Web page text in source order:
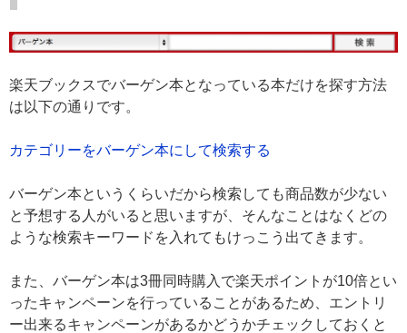
楽天ブックスでバーゲン本となっている本だけを探す方法
は以下の通りです。
カテゴリーをバーゲン本にして検索する
バーゲン本というくらいだから検索しても商品数が少ない
と予想する人がいると思いますが、そんなことはなくどの
ような検索キーワードを入れてもけっこう出てきます。
また、バーゲン本は3冊同時購入で楽天ポイントが10倍とい
ったキャンペーンを行っていることがあるため、エントリ
ー出来るキャンペーンがあるかどうかチェックしておくと